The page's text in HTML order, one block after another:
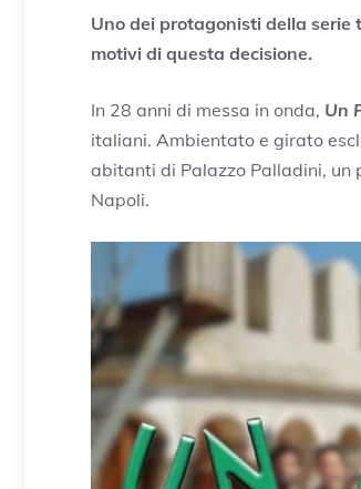
Uno dei protagonisti della serie
motivi di questa decisione.
In 28 anni di messa in onda, Un
italiani. Ambientato e girato
abitanti di Palazzo Palladini, un
Napoli.